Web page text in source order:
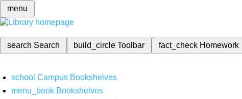
menu
search Search build_circleToolbar fact_check Homework
school Campus Bookshelves
menu_book Bookshelves